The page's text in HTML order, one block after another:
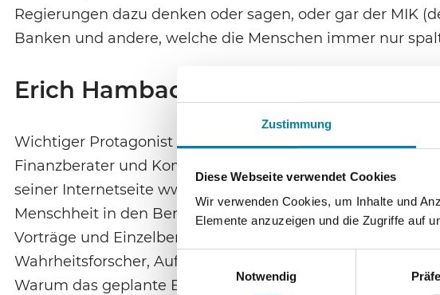
Zustimmung
Diese Webseite verwendet Cookies
Wir verwenden Cookies, um Inhalte und
Elemente anzuzeigen und die Zugriffe auf
Einwilligungsauswahl
Notwendig
Regierungen dazu denken oder sagen, oder gar der MIK
Banken und andere, welche die Menschen immer nur
Erich Hambach und seine
Wichtiger Protagonist für den Friedensweg ist der
Finanzberater und Kommunikationstrainer Erich Hambach
seiner Internetseite www.erich-hambach.de mitteilt, „der
Menschheit in den Bereichen Geld, Finanzen und Politik
Vorträge und Einzelberatungen an. Er bezeichnet sich als
Wahrheitsforscher, Aufklärer“. Im Herbst 2016 hat
Warum das geplante Bargeldverbot das Ende unserer